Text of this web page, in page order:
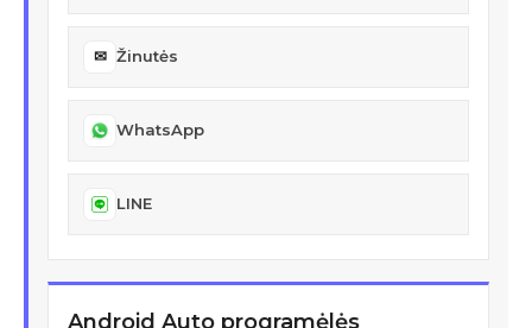
✉ Žinutės
WhatsApp
LINE
Android Auto programėlės